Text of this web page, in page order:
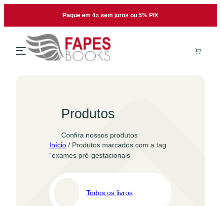
o
conteúdo
Pague em 4x sem juros ou 5% PIX
Produtos
Confira nossos produtos
Início / Produtos marcados com a tag
“exames pré-gestacionais”
Todos os livros